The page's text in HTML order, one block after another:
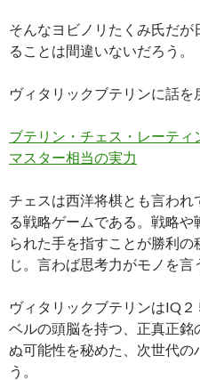
そんなヨビノリたくみ氏だ
ることは間違いないだろう。
ヴィタリックブテリンに話を
ブテリン・チェス・レーテ
マスター相当の実力
チェスは西洋将棋とも言わ
る戦略ゲームである。戦略や
られた手を指すことが勝利
じ。言わば思考力がモノを言
ヴィタリックブテリンはIQ
ベルの頭脳を持つ、正真正
ぬ可能性を秘めた、次世代の
う。